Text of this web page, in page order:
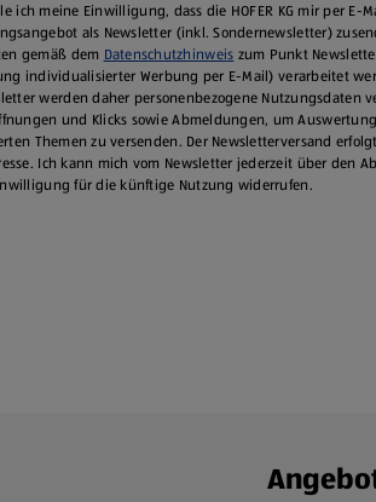
ich meine Einwilligung, dass die HOFER KG mir per E-
als Newsletter (inkl. Sondernewsletter)
gemäß dem Datenschutzhinweis zum Punkt
individualisierter Werbung per E-Mail) verarbeitet
werden daher personenbezogene Nutzungsdaten
und Klicks sowie Abmeldungen, um
Themen zu versenden. Der Newsletterversand
Ich kann mich vom Newsletter jederzeit über den
für die künftige Nutzung widerrufen.